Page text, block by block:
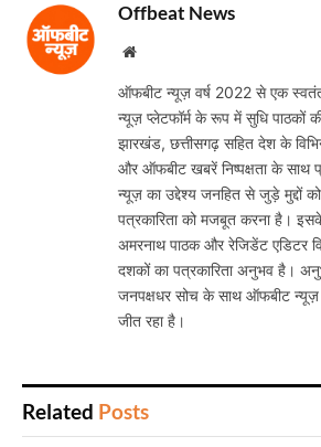
Offbeat News
Website
ऑफबीट न्यूज़ वर्ष 2022 से एक
न्यूज़ प्लेटफॉर्म के रूप में सुधि पाठकों
झारखंड, छत्तीसगढ़ सहित देश के
और ऑफबीट खबरें निष्पक्षता के साथ
न्यूज़ का उद्देश्य जनहित से जुड़े मुद्दों
पत्रकारिता को मजबूत करना है।
अमरनाथ पाठक और रेजिडेंट एडिटर
दशकों का पत्रकारिता अनुभव है।
जनपक्षधर सोच के साथ ऑफबीट न्यूज़
जीत रहा है।
Related Posts